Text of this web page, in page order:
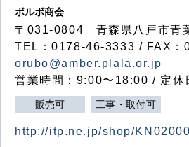
ボルボ商会
〒031-0804 青森県八戸市青
TEL：0178-46-3333 / FAX：
orubo@amber.plala.or.jp
営業時間：9:00〜18:00 / 定休
販売可 工事・取付可
http://itp.ne.jp/shop/